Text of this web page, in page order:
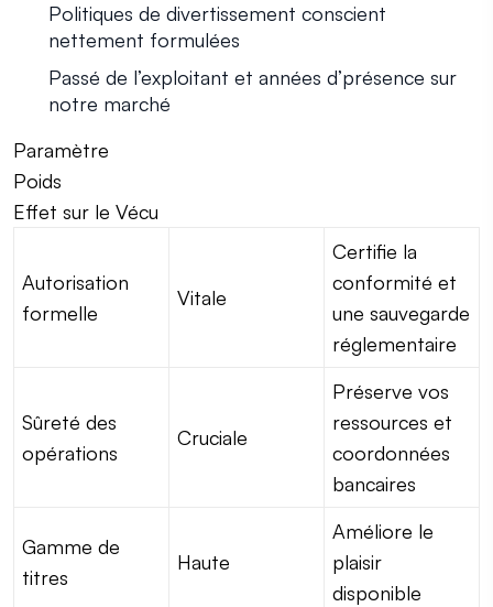
Politiques de divertissement conscient
nettement formulées
Passé de l’exploitant et années d’présence sur
notre marché
Paramètre
Poids
Effet sur le Vécu
Autorisation
formelle
Vitale
Certifie la
conformité et
une sauvegarde
réglementaire
Sûreté des
opérations
Cruciale
Préserve vos
ressources et
coordonnées
bancaires
Gamme de
titres
Haute
Améliore le
plaisir
disponible